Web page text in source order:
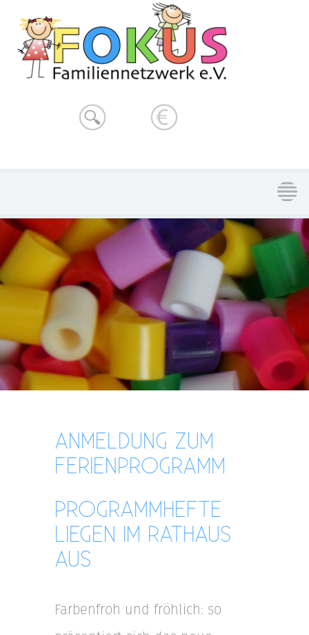
ANMELDUNG ZUM
FERIENPROGRAMM
PROGRAMMHEFTE
LIEGEN IM RATHAUS
AUS
Farbenfroh und fröhlich: so